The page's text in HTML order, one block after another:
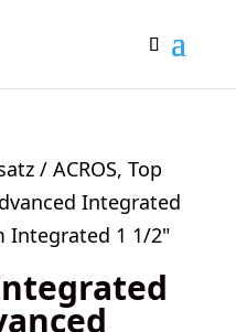
/ ACROS, Top
Integrated
Integrated 1 1/2"